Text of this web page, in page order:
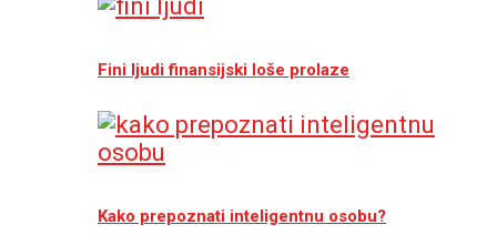
Fini ljudi finansijski loše prolaze
Kako prepoznati inteligentnu osobu?